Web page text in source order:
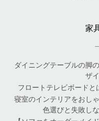
家
ダイニングテーブルの脚
ザ
フロートテレビボードと
寝室のインテリアをおし
色選びと失敗し